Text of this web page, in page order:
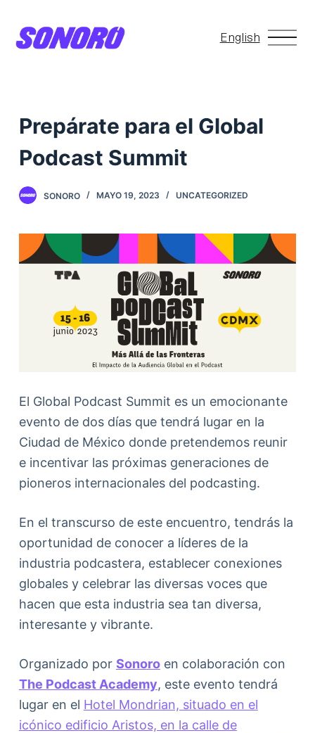
a
o
e
English
Prepárate para el Global
Podcast Summit
SONORO MAYO 19, 2023 UNCATEGORIZED
El Global Podcast Summit es un emocionante
evento de dos días que tendrá lugar en la
Ciudad de México donde pretendemos reunir
e incentivar las próximas generaciones de
pioneros internacionales del podcasting.
En el transcurso de este encuentro, tendrás la
oportunidad de conocer a líderes de la
industria podcastera, establecer conexiones
globales y celebrar las diversas voces que
hacen que esta industria sea tan diversa,
interesante y vibrante.
Organizado por Sonoroen colaboración con
The Podcast Academy, este evento tendrá
lugar en el Hotel Mondrian, situado en el
icónico edificio Aristos, en la calle de